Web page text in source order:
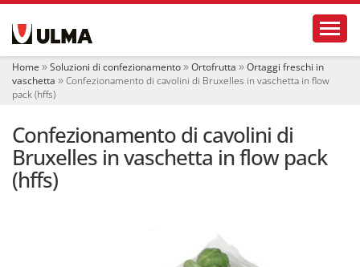
i
Home Soluzioni di confezionamento Ortofrutta
Ortaggi freschi in
vaschetta
Confezionamento di cavolini di Bruxelles in vaschetta in flow
pack (hffs)
Confezionamento di cavolini di
Bruxelles in vaschetta in flow pack
(hffs)